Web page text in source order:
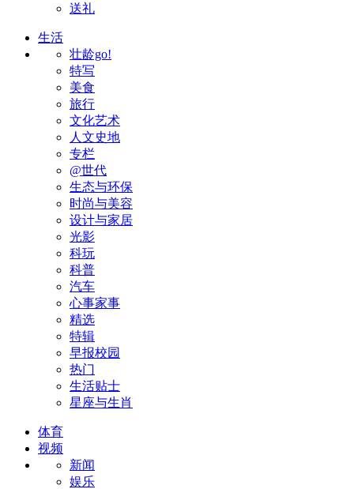
送礼
生活
壮龄go!
特写
美食
旅行
文化艺术
人文史地
专栏
@世代
生态与环保
时尚与美容
设计与家居
光影
科玩
科普
汽车
心事家事
精选
特辑
早报校园
热门
生活贴士
星座与生肖
体育
视频
新闻
娱乐